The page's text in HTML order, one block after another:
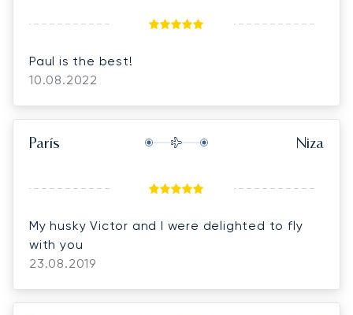
Paul is the best!
10.08.2022
París Niza
My husky Victor and I were delighted to fly
with you
23.08.2019